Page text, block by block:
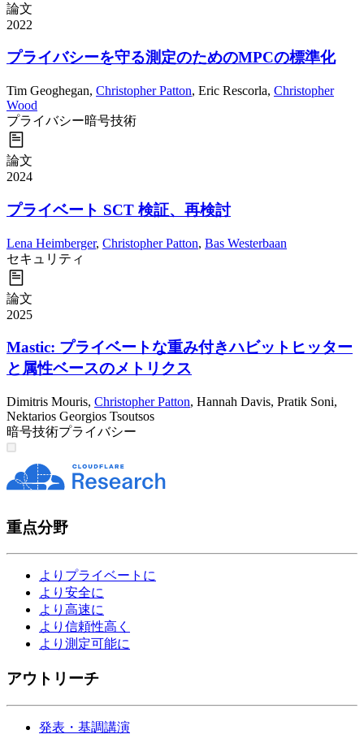
論文
2022
プライバシーを守る測定のためのMPCの標準化
Tim Geoghegan, Christopher Patton, Eric Rescorla, Christopher
Wood
プライバシー暗号技術
論文
2024
プライベート SCT 検証、再検討
Lena Heimberger, Christopher Patton, Bas Westerbaan
セキュリティ
論文
2025
Mastic: プライベートな重み付きハビットヒッター
と属性ベースのメトリクス
Dimitris Mouris, Christopher Patton, Hannah Davis, Pratik Soni,
Nektarios Georgios Tsoutsos
暗号技術プライバシー
重点分野
よりプライベートに
より安全に
より高速に
より信頼性高く
より測定可能に
アウトリーチ
発表・基調講演